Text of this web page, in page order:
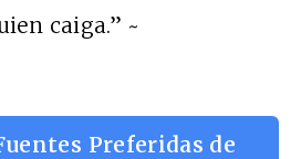
caiga.” ~
Preferidas de